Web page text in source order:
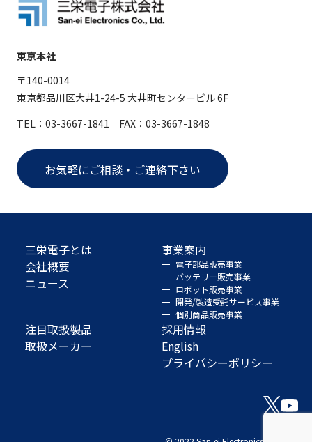
東京本社
〒140-0014
東京都品川区大井1-24-5 大井町センタービル 6F
TEL：03-3667-1841 FAX：03-3667-1848
お気軽にご相談・ご連絡下さい
三栄電子とは
会社概要
ニュース
事業案内
電子部品販売事業
バッテリー販売事業
ロボット販売事業
開発/製造受託サービス事業
個別商品販売事業
注目取扱製品
取扱メーカー
採用情報
English
プライバシーポリシー